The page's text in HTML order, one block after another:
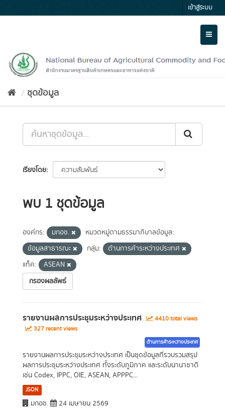
to
เข้าสู่ระบบ
ชุดข้อมูล
เรียงโดย
พบ 1 ชุดข้อมูล
องค์กร: มกอช.
หมวดหมู่ตามธรรมาภิบาลข้อมูล:
ข้อมูลสาธารณะ
กลุ่ม:
ด้านการค้าระหว่างประเทศ
แท็ค:
ASEAN
กรองผลลัพธ์
รายงานผลการประชุมระหว่างประเทศ
4410 total views
327 recent views
ด้านการค้าระหว่างประเทศ
รายงานผลการประชุมระหว่างประเทศ เป็นชุดข้อมูลที่รวบรวมสรุป
ผลการประชุมระหว่างประเทศ ทั้งระดับภูมิภาค และระดับนานาชาติ
เช่น Codex, IPPC, OIE, ASEAN, APPPC...
JSON
มกอช. 24 เมษายน 2569